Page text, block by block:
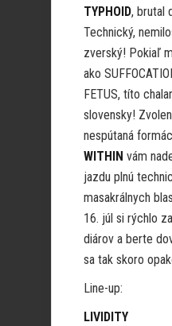
TYPHOID, brutal
Technický,
zverský! Pokiaľ
ako
FETUS, títo
slovensky!
nespútaná
WITHIN vám
jazdu plnú
masakrálnych
16. júl si rýchlo
diárov a berte
sa tak skoro
Line-up:
LIVIDITY